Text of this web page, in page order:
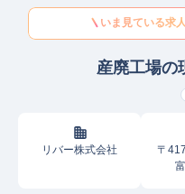
いま見ている求
産廃工場の
リバー株式会社
〒